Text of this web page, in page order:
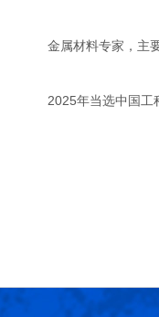
金属材料专家，主要
2025年当选中国工